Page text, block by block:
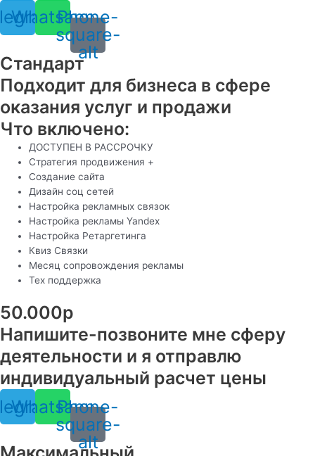
Whatsapp
Phone-
square-
alt
Стандарт
Подходит для бизнеса в сфере
оказания услуг и продажи
Что включено:
ДОСТУПЕН В РАССРОЧКУ
Стратегия продвижения +
Создание сайта
Дизайн соц сетей
Настройка рекламных связок
Настройка рекламы Yandex
Настройка Ретаргетинга
Квиз Связки
Месяц сопровождения рекламы
Тех поддержка
50.000р
Напишите-позвоните мне сферу
деятельности и я отправлю
индивидуальный расчет цены
Whatsapp
Phone-
square-
alt